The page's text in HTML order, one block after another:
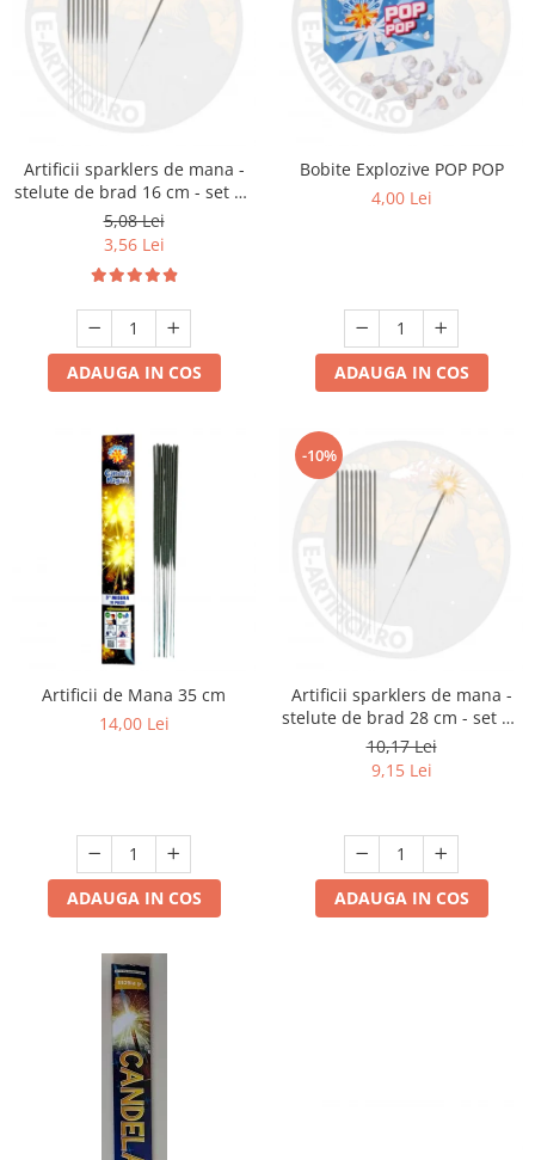
Artificii sparklers de mana -
stelute de brad 16 cm - set 10
buc
5,08 Lei
3,56 Lei
ADAUGA IN COS
Bobite Explozive POP POP
4,00 Lei
ADAUGA IN COS
Artificii de Mana 35 cm
14,00 Lei
ADAUGA IN COS
-10%
Artificii sparklers de mana -
stelute de brad 28 cm - set 10
buc
10,17 Lei
9,15 Lei
ADAUGA IN COS